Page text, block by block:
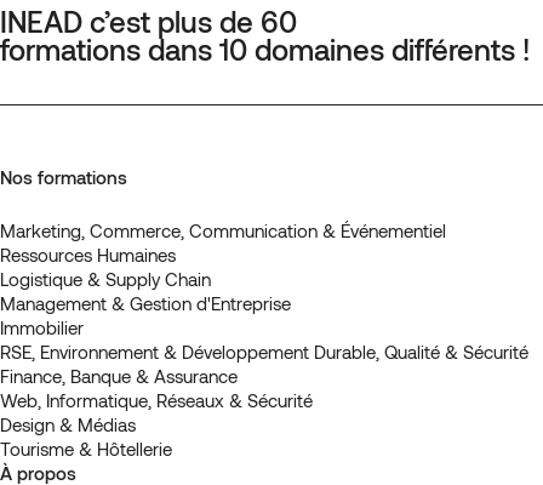
INEAD c’est plus de 60
formations dans 10 domaines différents !
Nos formations
Marketing, Commerce, Communication & Événementiel
Ressources Humaines
Logistique & Supply Chain
Management & Gestion d'Entreprise
Immobilier
RSE, Environnement & Développement Durable, Qualité & Sécurité
Finance, Banque & Assurance
Web, Informatique, Réseaux & Sécurité
Design & Médias
Tourisme & Hôtellerie
À propos